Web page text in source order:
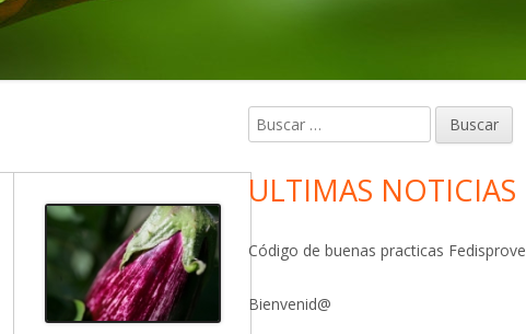
Barra
lateral
Buscar:
ULTIMAS NOTICIAS
Código de buenas practicas Fedisprove
Bienvenid@